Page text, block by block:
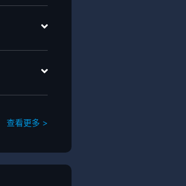
查看更多 >